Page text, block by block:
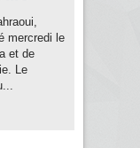
mercredi le
et de
Le